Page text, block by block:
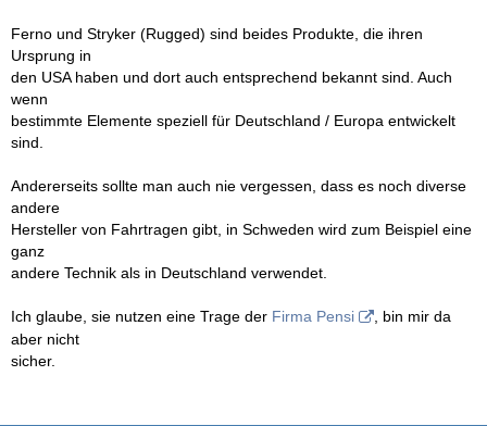
Ferno und Stryker (Rugged) sind beides Produkte, die ihren
Ursprung in
den USA haben und dort auch entsprechend bekannt sind. Auch
wenn
bestimmte Elemente speziell für Deutschland / Europa entwickelt
sind.
Andererseits sollte man auch nie vergessen, dass es noch diverse
andere
Hersteller von Fahrtragen gibt, in Schweden wird zum Beispiel eine
ganz
andere Technik als in Deutschland verwendet.
Ich glaube, sie nutzen eine Trage der Firma Pensi
, bin mir da
aber nicht
sicher.